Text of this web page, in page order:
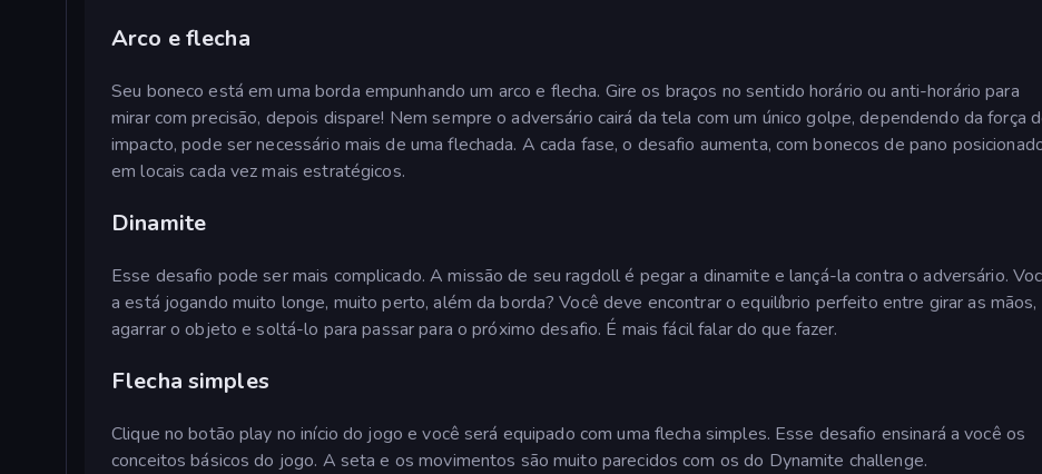
Arco e flecha
Seu boneco está em uma borda empunhando um arco e flecha. Gire os braços no sentido horário ou anti-horário para
mirar com precisão, depois dispare! Nem sempre o adversário cairá da tela com um único golpe, dependendo da força
impacto, pode ser necessário mais de uma flechada. A cada fase, o desafio aumenta, com bonecos de pano
em locais cada vez mais estratégicos.
Dinamite
Esse desafio pode ser mais complicado. A missão de seu ragdoll é pegar a dinamite e lançá-la contra o adversário.
a está jogando muito longe, muito perto, além da borda? Você deve encontrar o equilíbrio perfeito entre girar as mãos,
agarrar o objeto e soltá-lo para passar para o próximo desafio. É mais fácil falar do que fazer.
Flecha simples
Clique no botão play no início do jogo e você será equipado com uma flecha simples. Esse desafio ensinará a você os
conceitos básicos do jogo. A seta e os movimentos são muito parecidos com os do Dynamite challenge.